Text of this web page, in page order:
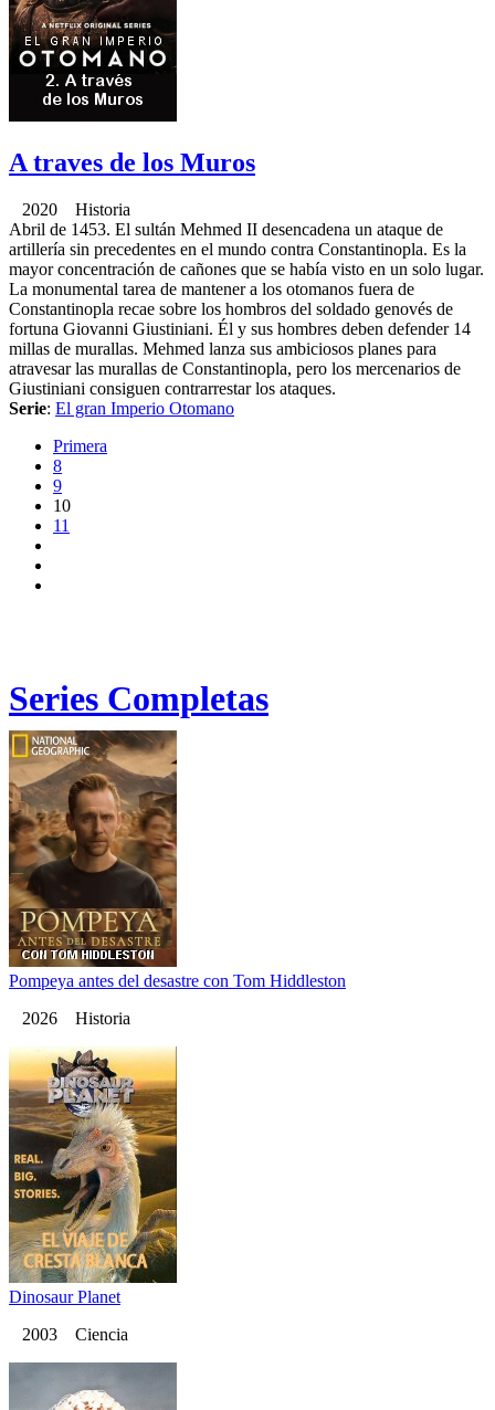
A traves de los Muros
2020 Historia
Abril de 1453. El sultán Mehmed II desencadena un ataque de
artillería sin precedentes en el mundo contra Constantinopla. Es la
mayor concentración de cañones que se había visto en un solo lugar.
La monumental tarea de mantener a los otomanos fuera de
Constantinopla recae sobre los hombros del soldado genovés de
fortuna Giovanni Giustiniani. Él y sus hombres deben defender 14
millas de murallas. Mehmed lanza sus ambiciosos planes para
atravesar las murallas de Constantinopla, pero los mercenarios de
Giustiniani consiguen contrarrestar los ataques.
Serie: El gran Imperio Otomano
Primera
8
9
10
11
Series Completas
Pompeya antes del desastre con Tom Hiddleston
2026 Historia
Dinosaur Planet
2003 Ciencia